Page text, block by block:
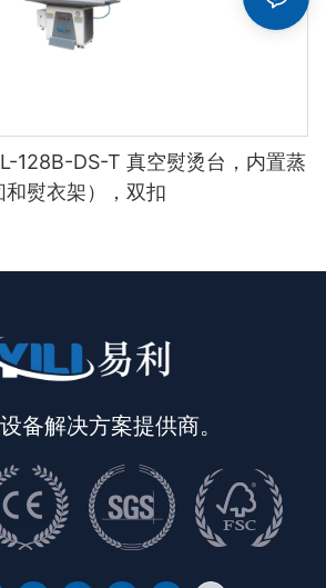
128B-DS-T 真空熨烫台，内置蒸
熨衣架），双扣
备解决方案提供商。